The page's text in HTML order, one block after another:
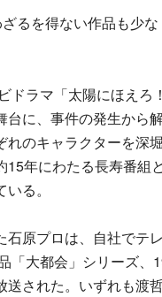
るを得ない作品も少
ドラマ「太陽にほえろ
に、事件の発生から
のキャラクターを深
年にわたる長寿番組と
る。
原プロは、自社でテ
「大都会」シリーズ、
送された。いずれも渡